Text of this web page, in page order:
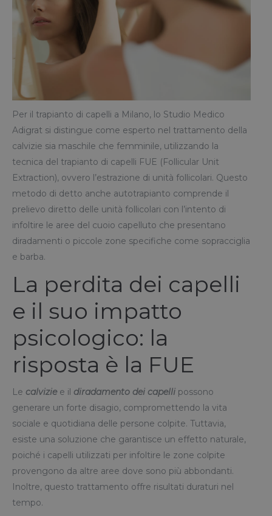
Per il trapianto di capelli a Milano, lo Studio Medico
Adigrat si distingue come esperto nel trattamento della
calvizie sia maschile che femminile, utilizzando la
tecnica del trapianto di capelli FUE (Follicular Unit
Extraction), ovvero l’estrazione di unità follicolari. Questo
metodo di detto anche autotrapianto comprende il
prelievo diretto delle unità follicolari con l’intento di
infoltire le aree del cuoio capelluto che presentano
diradamenti o piccole zone specifiche come sopracciglia
e barba.
La perdita dei capelli
e il suo impatto
psicologico: la
risposta è la FUE
Le calvizie e il diradamento dei capelli possono
generare un forte disagio, compromettendo la vita
sociale e quotidiana delle persone colpite. Tuttavia,
esiste una soluzione che garantisce un effetto naturale,
poiché i capelli utilizzati per infoltire le zone colpite
provengono da altre aree dove sono più abbondanti.
Inoltre, questo trattamento offre risultati duraturi nel
tempo.